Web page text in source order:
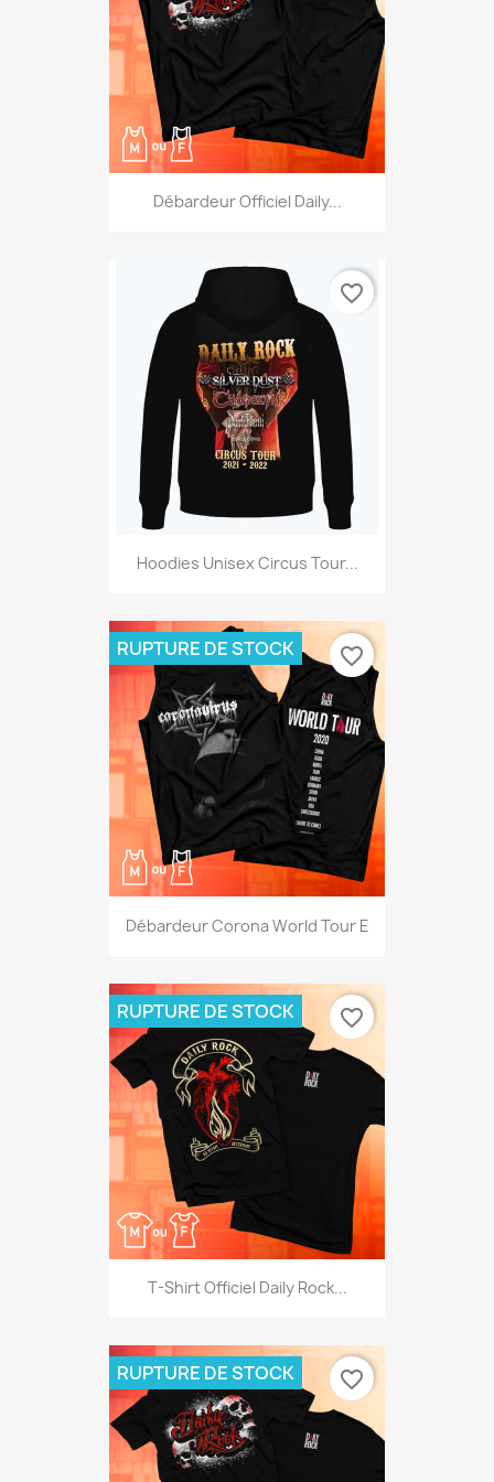
Débardeur Officiel Daily...
Hoodies Unisex Circus Tour...
favorite_border
Débardeur Corona World Tour E
RUPTURE DE STOCK favorite_border
T-Shirt Officiel Daily Rock...
RUPTURE DE STOCK favorite_border
RUPTURE DE STOCK favorite_border